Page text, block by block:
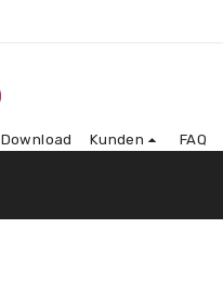
Download Kunden FAQ